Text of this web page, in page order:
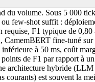
du volume. Sous 5 000
few-shot suffit :
requise, F1 typique de
CamemBERT fine-tuné sur
inférieure à 50 ms, coût
de F1 par rapport à
architecture hybride (LLM
courants) est souvent la